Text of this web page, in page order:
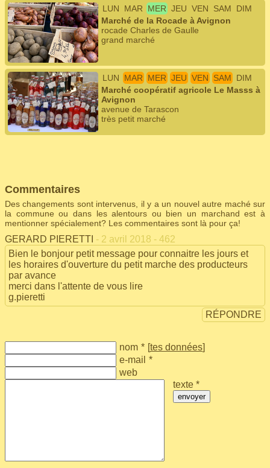
LUN MAR MER JEU VEN SAM
DIM
Marché de la Rocade à Avignon
rocade Charles de Gaulle
grand marché
LUN MAR MER JEU VEN SAM
DIM
Marché coopératif agricole Le Masss à
Avignon
avenue de Tarascon
très petit marché
Commentaires
Des changements sont intervenus, il y a un nouvel autre maché sur
la commune ou dans les alentours ou bien un marchand est à
mentionner spécialement? Les commentaires sont là pour ça!
GERARD PIERETTI - 2 avril 2018 - 462
Bien le bonjour petit message pour connaitre les jours et
les horaires d'ouverture du petit marche des producteurs
par avance
merci dans l'attente de vous lire
g.pieretti
RÉPONDRE
nom * [tes données]
e-mail *
web
texte *
envoyer